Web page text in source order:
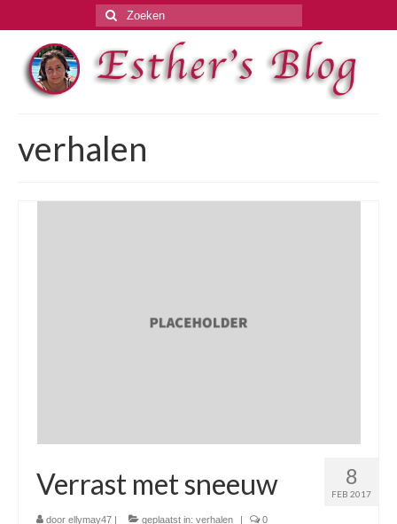
Zoeken
naar:
verhalen
8
FEB 2017
Verrast met sneeuw
door ellymay47 | geplaatst in: verhalen | 0